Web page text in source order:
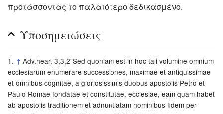
προτάσσοντας το παλαιότερο δεδικασμένο.
Υποσημειώσεις
↑ Adv.hear. 3,3,2"Sed quoniam est in hoc tali volumine omnium
ecclesiarum enumerare successiones, maximae et antiquissimae
et omnibus cognitae, a gloriosissimis duobus apostolis Petro et
Paulo Romae fondatae et constitutae, ecclesiae, eam quam habet
ab apostolis traditionem et adnuntiatam hominibus fidem per